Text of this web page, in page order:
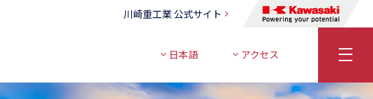
川崎重工業 公式サイト
日本語 アクセス